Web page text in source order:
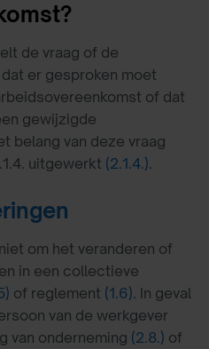
de vraag of de
er gesproken moet
of dat
gewijzigde
belang van deze vraag
uitgewerkt (2.1.4.).
om het veranderen of
in een collectieve
of reglement (1.6). In geval
van de werkgever
van onderneming (2.8.) of